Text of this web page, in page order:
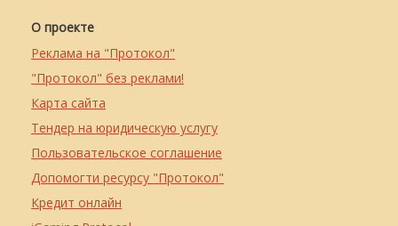
О проекте
Реклама на "Протокол"
"Протокол" без реклами!
Карта сайта
Тендер на юридическую услугу
Пользовательское соглашение
Допомогти ресурсу "Протокол"
Кредит онлайн